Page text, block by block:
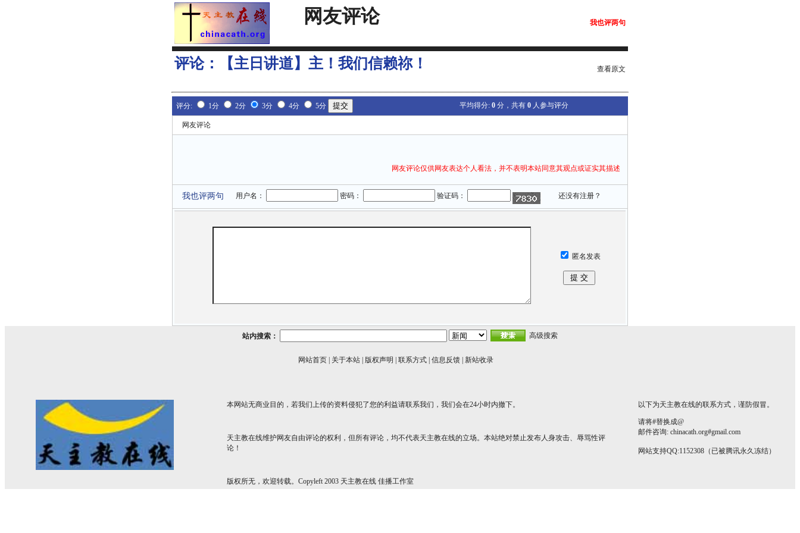
网友评论 我也评两句
评论： 【主日讲道】主！我们信赖祢！ 查看原文
评分: 1分 2分 3分 4分 5分 平均得分: 0 分，共有 0 人参与评分
网友评论
网友评论仅供网友表达个人看法，并不表明本站同意其观点或证实其描述
我也评两句 用户名： 密码： 验证码： 还没有注册？
匿名发表
站内搜索： 高级搜索
网站首页 关于本站 版权声明 联系方式 信息反馈 新站收录
本网站无商业目的，若我们上传的资料侵犯了您的利益请联系我们，我们会在24小时内撤下。
天主教在线维护网友自由评论的权利，但所有评论，均不代表天主教在线的立场。本站绝对禁止发布人身攻击、辱骂性评
论！
版权所无，欢迎转载。Copyleft 2003 天主教在线 佳播工作室
以下为天主教在线的联系方式，谨防假冒。
请将#替换成@
邮件咨询: chinacath.org#gmail.com
网站支持QQ:1152308（已被腾讯永久冻结）